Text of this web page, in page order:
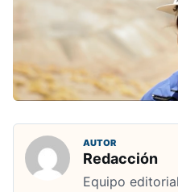
AUTOR
Redacción
Equipo